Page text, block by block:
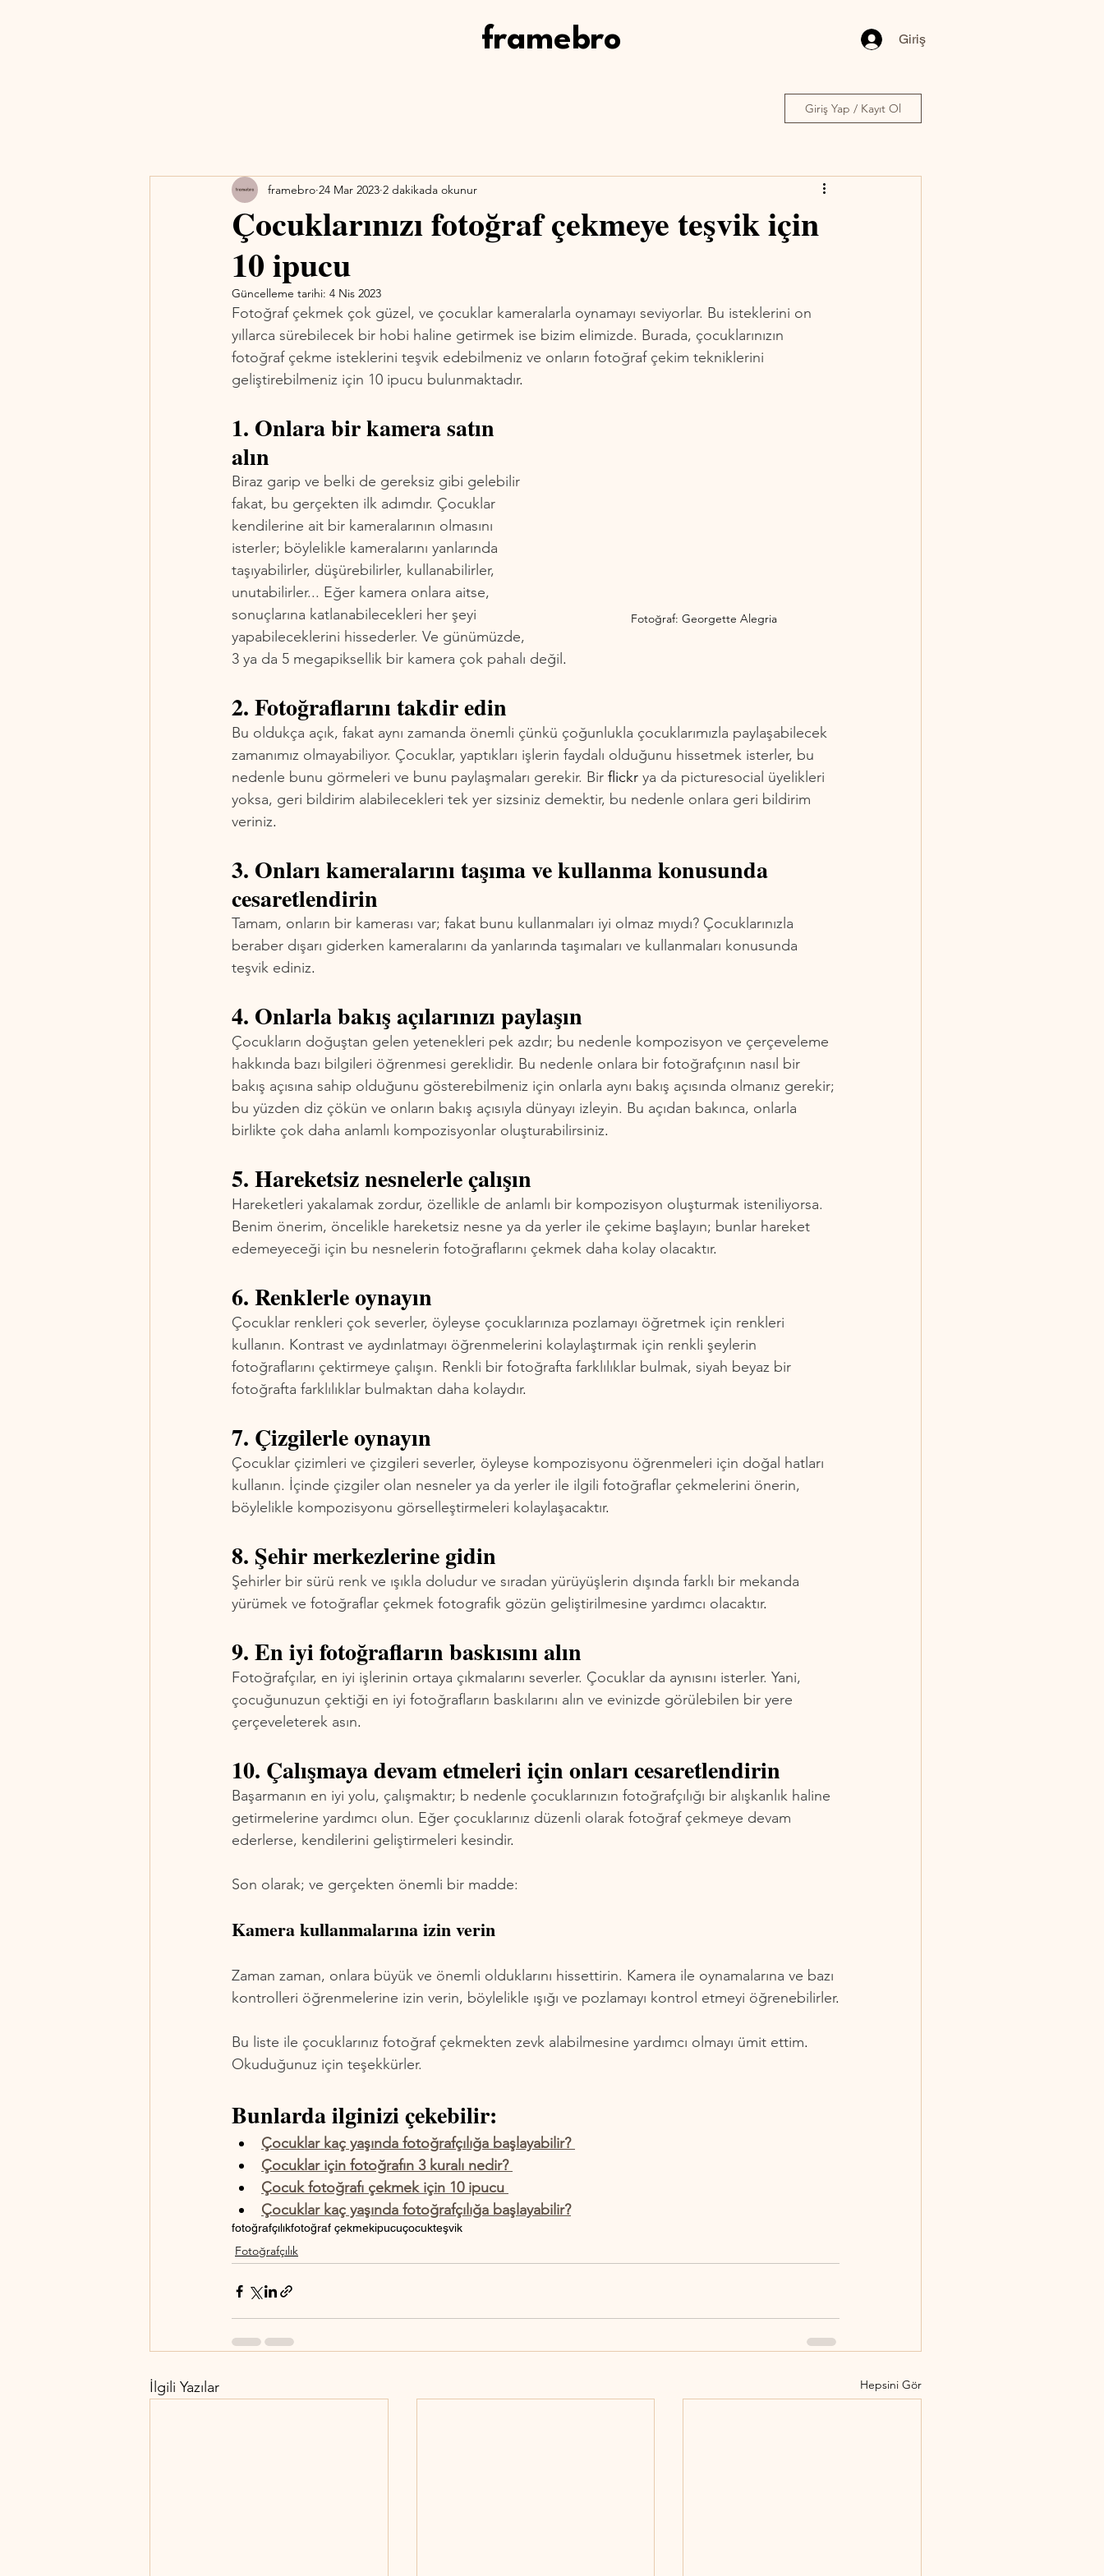
framebro Giriş
Giriş Yap / Kayıt Ol
Çocuklarınızı fotoğraf çekmeye teşvik için
10 ipucu
framebro 24 Mar 2023 2 dakikada okunur
Güncelleme tarihi: 4 Nis 2023
Fotoğraf çekmek çok güzel, ve çocuklar kameralarla oynamayı seviyorlar. Bu isteklerini on
yıllarca sürebilecek bir hobi haline getirmek ise bizim elimizde. Burada, çocuklarınızın
fotoğraf çekme isteklerini teşvik edebilmeniz ve onların fotoğraf çekim tekniklerini
geliştirebilmeniz için 10 ipucu bulunmaktadır.
Fotoğraf: Georgette Alegria
1. Onlara bir kamera satın
alın
Biraz garip ve belki de gereksiz gibi gelebilir
fakat, bu gerçekten ilk adımdır. Çocuklar
kendilerine ait bir kameralarının olmasını
isterler; böylelikle kameralarını yanlarında
taşıyabilirler, düşürebilirler, kullanabilirler,
unutabilirler... Eğer kamera onlara aitse,
sonuçlarına katlanabilecekleri her şeyi
yapabileceklerini hissederler. Ve günümüzde,
3 ya da 5 megapiksellik bir kamera çok pahalı değil .
2. Fotoğraflarını takdir edin
Bu oldukça açık, fakat aynı zamanda önemli çünkü çoğunlukla çocuklarımızla paylaşabilecek
zamanımız olmayabiliyor. Çocuklar, yaptıkları işlerin faydalı olduğunu hissetmek isterler, bu
nedenle bunu görmeleri ve bunu paylaşmaları gerekir. Bir flickr ya da picturesocial üyelikleri
yoksa, geri bildirim alabilecekleri tek yer sizsiniz demektir, bu nedenle onlara geri bildirim
veriniz.
3. Onları kameralarını taşıma ve kullanma konusunda
cesaretlendirin
Tamam, onların bir kamerası var; fakat bunu kullanmaları iyi olmaz mıydı? Çocuklarınızla
beraber dışarı giderken kameralarını da yanlarında taşımaları ve kullanmaları konusunda
teşvik ediniz.
4. Onlarla bakış açılarınızı paylaşın
Çocukların doğuştan gelen yetenekleri pek azdır; bu nedenle kompozisyon ve çerçeveleme
hakkında bazı bilgileri öğrenmesi gereklidir. Bu nedenle onlara bir fotoğrafçının nasıl bir
bakış açısına sahip olduğunu gösterebilmeniz için onlarla aynı bakış açısında olmanız gerekir;
bu yüzden diz çökün ve onların bakış açısıyla dünyayı izleyin. Bu açıdan bakınca, onlarla
birlikte çok daha anlamlı kompozisyonlar oluşturabilirsiniz.
5. Hareketsiz nesnelerle çalışın
Hareketleri yakalamak zordur, özellikle de anlamlı bir kompozisyon oluşturmak isteniliyorsa.
Benim önerim, öncelikle hareketsiz nesne ya da yerler ile çekime başlayın; bunlar hareket
edemeyeceği için bu nesnelerin fotoğraflarını çekmek daha kolay olacaktır.
6. Renklerle oynayın
Çocuklar renkleri çok severler, öyleyse çocuklarınıza pozlamayı öğretmek için renkleri
kullanın. Kontrast ve aydınlatmayı öğrenmelerini kolaylaştırmak için renkli şeylerin
fotoğraflarını çektirmeye çalışın. Renkli bir fotoğrafta farklılıklar bulmak, siyah beyaz bir
fotoğrafta farklılıklar bulmaktan daha kolaydır.
7. Çizgilerle oynayın
Çocuklar çizimleri ve çizgileri severler, öyleyse kompozisyonu öğrenmeleri için doğal hatları
kullanın. İçinde çizgiler olan nesneler ya da yerler ile ilgili fotoğraflar çekmelerini önerin,
böylelikle kompozisyonu görselleştirmeleri kolaylaşacaktır.
8. Şehir merkezlerine gidin
Şehirler bir sürü renk ve ışıkla doludur ve sıradan yürüyüşlerin dışında farklı bir mekanda
yürümek ve fotoğraflar çekmek fotografik gözün geliştirilmesine yardımcı olacaktır.
9. En iyi fotoğrafların baskısını alın
Fotoğrafçılar, en iyi işlerinin ortaya çıkmalarını severler. Çocuklar da aynısını isterler. Yani,
çocuğunuzun çektiği en iyi fotoğrafların baskılarını alın ve evinizde görülebilen bir yere
çerçeveleterek asın.
10. Çalışmaya devam etmeleri için onları cesaretlendirin
Başarmanın en iyi yolu, çalışmaktır; b nedenle çocuklarınızın fotoğrafçılığı bir alışkanlık haline
getirmelerine yardımcı olun. Eğer çocuklarınız düzenli olarak fotoğraf çekmeye devam
ederlerse, kendilerini geliştirmeleri kesindir.
Son olarak; ve gerçekten önemli bir madde:
Kamera kullanmalarına izin verin
Zaman zaman, onlara büyük ve önemli olduklarını hissettirin. Kamera ile oynamalarına ve bazı
kontrolleri öğrenmelerine izin verin, böylelikle ışığı ve pozlamayı kontrol etmeyi öğrenebilirler.
Bu liste ile çocuklarınız fotoğraf çekmekten zevk alabilmesine yardımcı olmayı ümit ettim.
Okuduğunuz için teşekkürler.
Bunlarda ilginizi çekebilir:
Çocuklar kaç yaşında fotoğrafçılığa başlayabilir?
Çocuklar için fotoğrafın 3 kuralı nedir?
Çocuk fotoğrafı çekmek için 10 ipucu
Çocuklar kaç yaşında fotoğrafçılığa başlayabilir?
fotoğrafçılıkfotoğraf çekmekipucuçocukteşvik
Fotoğrafçılık
İlgili Yazılar Hepsini Gör